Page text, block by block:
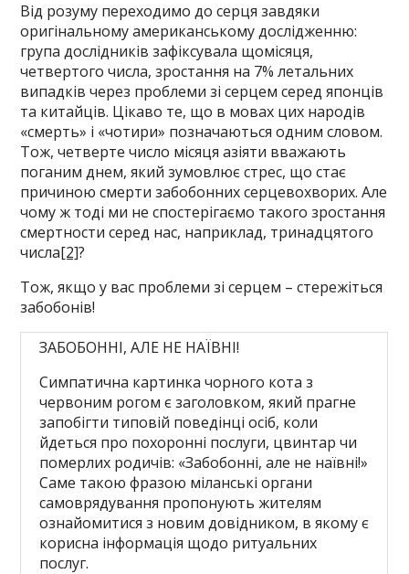
Від розуму переходимо до серця завдяки
оригінальному американському дослідженню:
група дослідників зафіксувала щомісяця,
четвертого числа, зростання на 7% летальних
випадків через проблеми зі серцем серед японців
та китайців. Цікаво те, що в мовах цих народів
«смерть» і «чотири» позначаються одним словом.
Тож, четверте число місяця азіяти вважають
поганим днем, який зумовлює стрес, що стає
причиною смерти забобонних серцевохворих. Але
чому ж тоді ми не спостерігаємо такого зростання
смертности серед нас, наприклад, тринадцятого
числа[2]?
Тож, якщо у вас проблеми зі серцем – стережіться
забобонів!
ЗАБОБОННІ, АЛЕ НЕ НАЇВНІ!
Симпатична картинка чорного кота з
червоним рогом є заголовком, який прагне
запобігти типовій поведінці осіб, коли
йдеться про похоронні послуги, цвинтар чи
померлих родичів: «Забобонні, але не наївні!»
Саме такою фразою міланські органи
самоврядування пропонують жителям
ознайомитися з новим довідником, в якому є
корисна інформація щодо ритуальних
послуг.